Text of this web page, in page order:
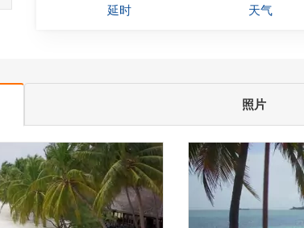
延时 天气
照片